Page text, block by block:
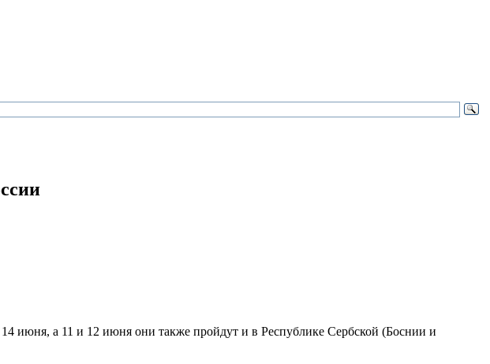
июня, а 11 и 12 июня они также пройдут и в Республике Сербской (Боснии и